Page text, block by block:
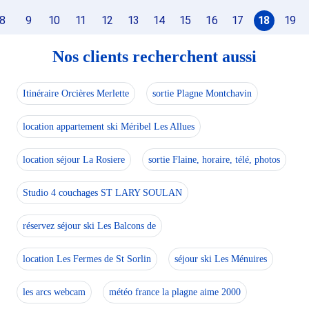
Kit Linge Simple + Serviettes 7 jours maximum : 20.0 €.
Seuls les équipements mentionnés spécifiquement
- UNE SALLE DE DOUCHE
- une SALLE A MANGER avec table, chaises, télévision,
- une CHAMBRE 2 avec deux lits simple (90X200 /
TERRASSE AVEC BARBECUE ET TERRAIN ATTENANT
WIFI
FORFAITS DE SKI :TARIFS AVANTAGEUX (N'hésitez pas
Place de parking devant le Chalet.
Meublé et équipé pour 4 personnes.
Logement non fumeur
Animaux non acceptés
En supplément, nous vous proposons le pack
A réserver au-moins 7 jours avant votre arrivée.
9 10 11 12 13 14 15 16 17 18 19
Nos clients recherchent aussi
Itinéraire Orcières Merlette sortie Plagne Montchavin
location appartement ski Méribel Les Allues
location séjour La Rosiere sortie Flaine, horaire, télé, photos
Studio 4 couchages ST LARY SOULAN
réservez séjour ski Les Balcons de
location Les Fermes de St Sorlin séjour ski Les Ménuires
les arcs webcam météo france la plagne aime 2000